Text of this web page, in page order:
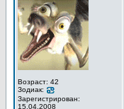
Возраст: 42
Зодиак:
Зарегистрирован:
15.04.2008